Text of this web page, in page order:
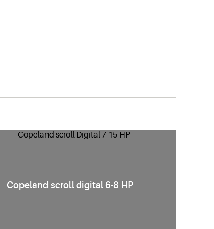
Copeland scroll digital 6-8 HP